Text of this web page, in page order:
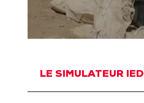
LE SIMULATEUR IED